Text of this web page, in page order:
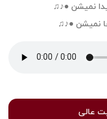
نمیشن ●♪♫
نمیشن ●♪♫
عالی